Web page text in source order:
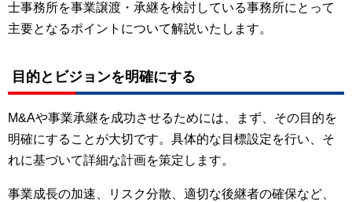
士事務所を事業譲渡・承継を検討している事務所にとって
主要となるポイントについて解説いたします。
目的とビジョンを明確にする
M&Aや事業承継を成功させるためには、まず、その目的を
明確にすることが大切です。具体的な目標設定を行い、そ
れに基づいて詳細な計画を策定します。
事業成長の加速、リスク分散、適切な後継者の確保など、